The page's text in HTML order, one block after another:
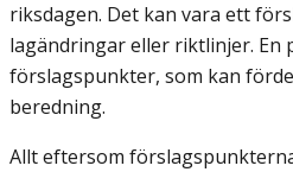
riksdagen. Det kan vara ett
lagändringar eller riktlinjer.
förslagspunkter, som kan
beredning.
Allt eftersom